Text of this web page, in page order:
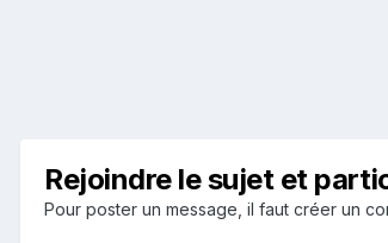
Rejoindre le sujet et
Pour poster un message, il faut créer un